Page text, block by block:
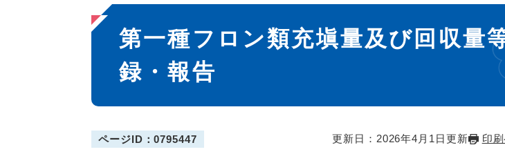
本
文
第一種フロン類充塡量及び回収量
録・報告
ページID：0795447 更新日：2026年4月1日更新 印